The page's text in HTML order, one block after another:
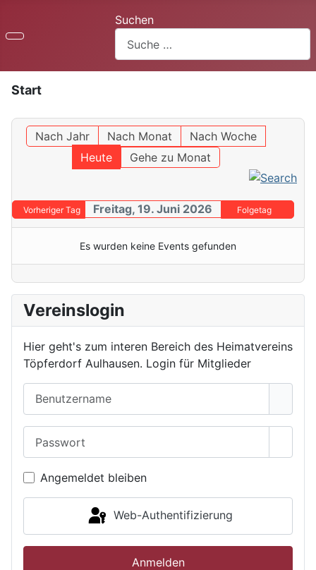
Suchen
Start
Nach Jahr Nach Monat
Nach Woche
Heute
Gehe zu Monat
Vorheriger Tag Freitag, 19. Juni 2026 Folgetag
Es wurden keine Events gefunden
Vereinslogin
Hier geht's zum interen Bereich des Heimatvereins
Töpferdorf Aulhausen. Login für Mitglieder
Angemeldet bleiben
Web-Authentifizierung
Anmelden